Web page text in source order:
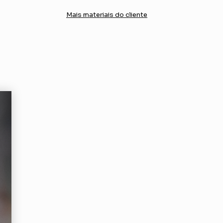
Mais materiais do cliente